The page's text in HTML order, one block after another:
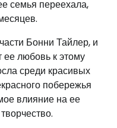
семья переехала,
Бонни Тайлер, и
любовь к этому
среди красивых
побережья
влияние на ее